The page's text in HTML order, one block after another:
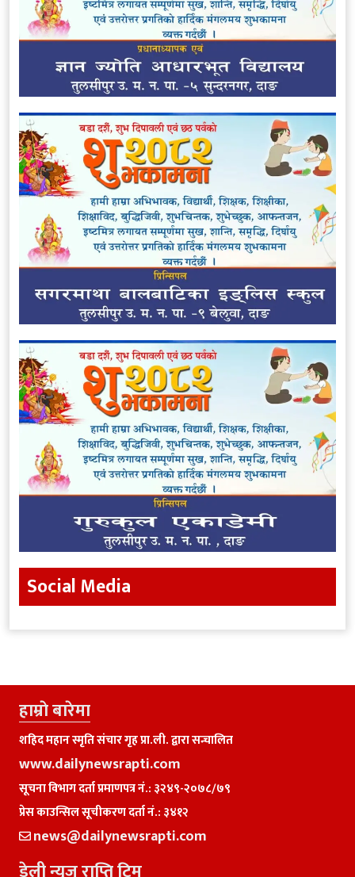
Social Media
हाम्राे बारेमा
शहिद महान स्मृति संचार गृह प्रा.ली. द्वारा सन्चालित
www.dailynewsrapti.com
सूचना विभाग दर्ता प्रमाणपत्र नं.: ३२४९-२०७८/७९
प्रेस काउन्सिल सूचीकरण दर्ता नं.: ३४१२
news@dailynewsrapti.com